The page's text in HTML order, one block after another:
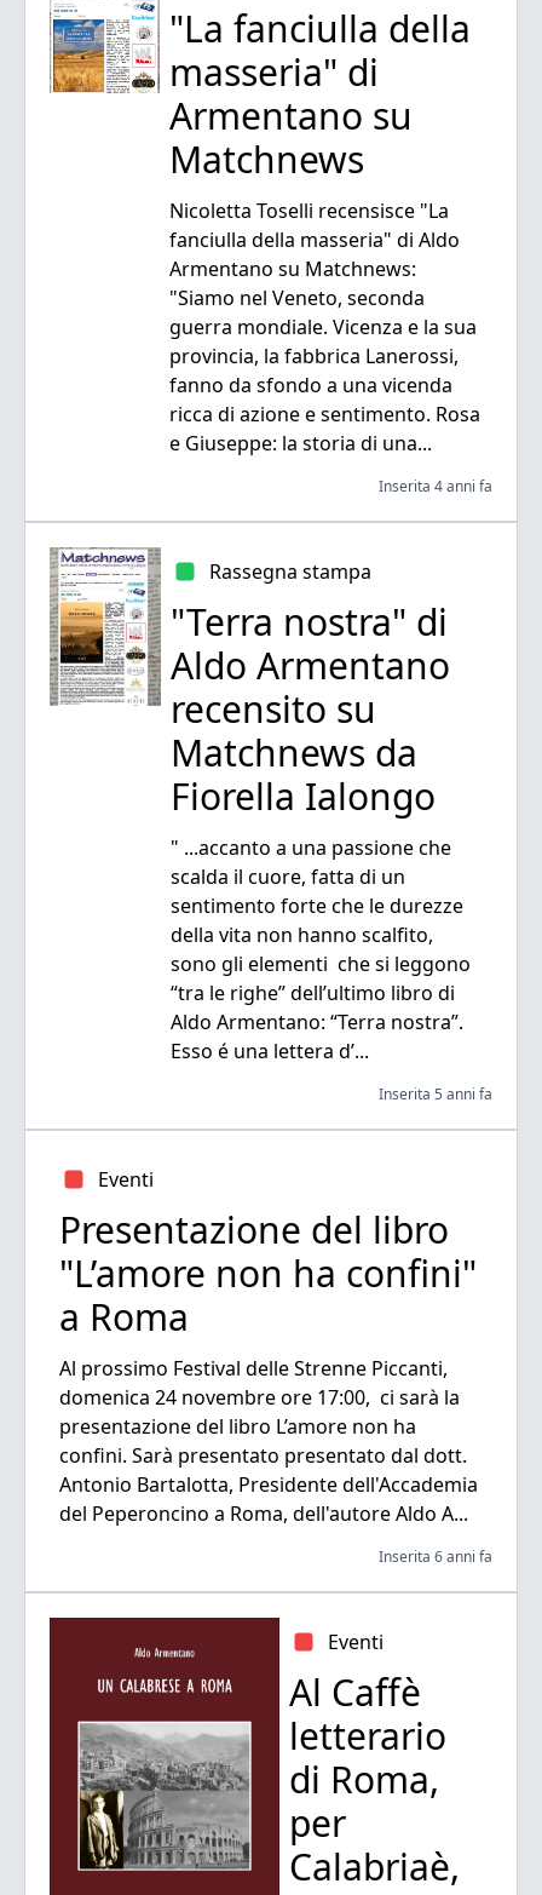
"La fanciulla della
masseria" di
Armentano su
Matchnews
Nicoletta Toselli recensisce "La
fanciulla della masseria" di Aldo
Armentano su Matchnews:
"Siamo nel Veneto, seconda
guerra mondiale. Vicenza e la sua
provincia, la fabbrica Lanerossi,
fanno da sfondo a una vicenda
ricca di azione e sentimento. Rosa
e Giuseppe: la storia di una...
Inserita 4 anni fa
Rassegna stampa
"Terra nostra" di
Aldo Armentano
recensito su
Matchnews da
Fiorella Ialongo
" ...accanto a una passione che
scalda il cuore, fatta di un
sentimento forte che le durezze
della vita non hanno scalfito,
sono gli elementi che si leggono
“tra le righe” dell’ultimo libro di
Aldo Armentano: “Terra nostra”.
Esso é una lettera d’...
Inserita 5 anni fa
Eventi
Presentazione del libro
"L’amore non ha confini"
a Roma
Al prossimo Festival delle Strenne Piccanti,
domenica 24 novembre ore 17:00, ci sarà la
presentazione del libro L’amore non ha
confini. Sarà presentato presentato dal dott.
Antonio Bartalotta, Presidente dell'Accademia
del Peperoncino a Roma, dell'autore Aldo A...
Inserita 6 anni fa
Eventi
Al Caffè
letterario
di Roma,
per
Calabriaè,